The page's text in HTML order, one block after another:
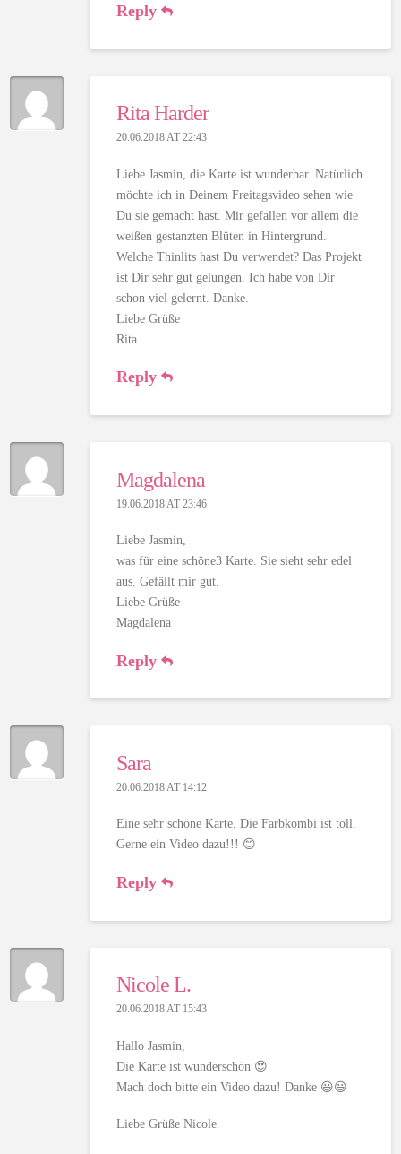
Reply
Rita Harder
20.06.2018 AT 22:43
Liebe Jasmin, die Karte ist wunderbar. Natürlich
möchte ich in Deinem Freitagsvideo sehen wie
Du sie gemacht hast. Mir gefallen vor allem die
weißen gestanzten Blüten in Hintergrund.
Welche Thinlits hast Du verwendet? Das Projekt
ist Dir sehr gut gelungen. Ich habe von Dir
schon viel gelernt. Danke.
Liebe Grüße
Rita
Reply
Magdalena
19.06.2018 AT 23:46
Liebe Jasmin,
was für eine schöne3 Karte. Sie sieht sehr edel
aus. Gefällt mir gut.
Liebe Grüße
Magdalena
Reply
Sara
20.06.2018 AT 14:12
Eine sehr schöne Karte. Die Farbkombi ist toll.
Gerne ein Video dazu!!! 😊
Reply
Nicole L.
20.06.2018 AT 15:43
Hallo Jasmin,
Die Karte ist wunderschön 😍
Mach doch bitte ein Video dazu! Danke 😃😃
Liebe Grüße Nicole